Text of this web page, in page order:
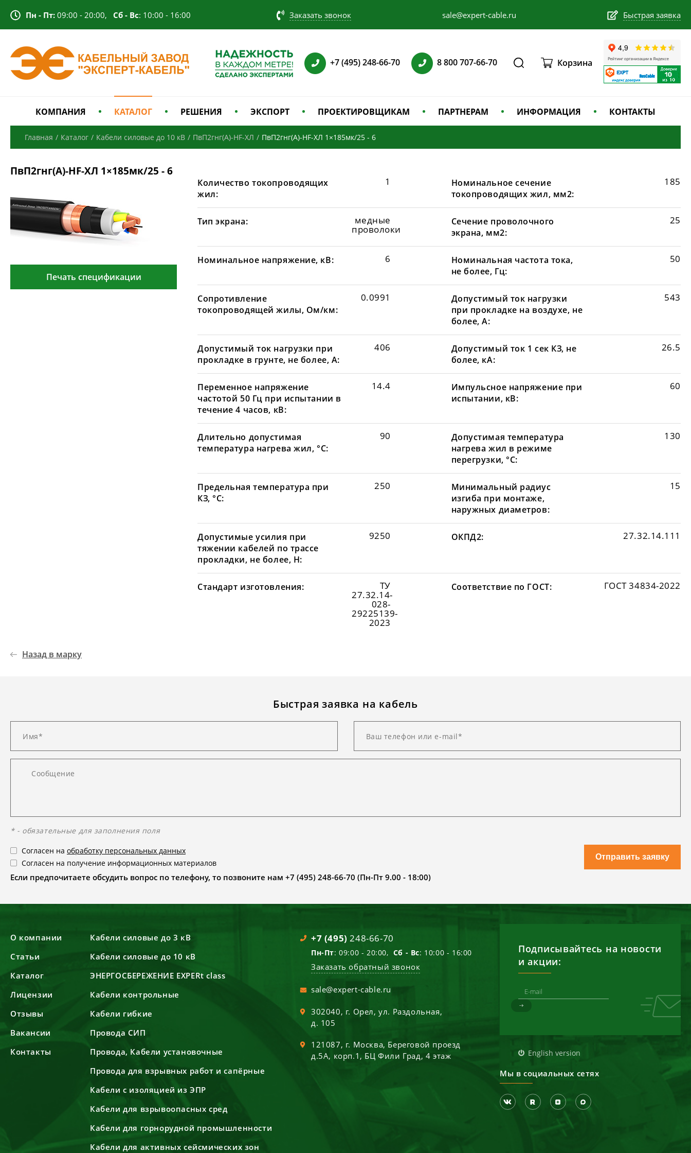
Пн - Пт: 09:00 - 20:00, Сб - Вс: 10:00 - 16:00 Заказать звонок sale@expert-cable.ru Быстрая заявка
+7 (495) 248-66-70 8 800 707-66-70 Корзина
КОМПАНИЯ КАТАЛОГ РЕШЕНИЯ ЭКСПОРТ ПРОЕКТИРОВЩИКАМ ПАРТНЕРАМ ИНФОРМАЦИЯ КОНТАКТЫ
Главная / Каталог / Кабели силовые до 10 кВ / ПвП2гнг(А)-HF-ХЛ / ПвП2гнг(А)-HF-ХЛ 1×185мк/25 - 6
ПвП2гнг(А)-HF-ХЛ 1×185мк/25 - 6
Печать спецификации
Количество токопроводящих
жил:
1
Номинальное сечение
токопроводящих жил, мм2:
185
Тип экрана: медные
проволоки
Сечение проволочного
экрана, мм2:
25
Номинальное напряжение, кВ: 6
Номинальная частота тока,
не более, Гц:
50
Сопротивление
токопроводящей жилы, Ом/км:
0.0991
Допустимый ток нагрузки
при прокладке на воздухе, не
более, А:
543
Допустимый ток нагрузки при
прокладке в грунте, не более, А:
406
Допустимый ток 1 сек КЗ, не
более, кА:
26.5
Переменное напряжение
частотой 50 Гц при испытании в
течение 4 часов, кВ:
14.4
Импульсное напряжение при
испытании, кВ:
60
Длительно допустимая
температура нагрева жил, °С:
90
Допустимая температура
нагрева жил в режиме
перегрузки, °С:
130
Предельная температура при
КЗ, °С:
250
Минимальный радиус
изгиба при монтаже,
наружных диаметров:
15
Допустимые усилия при
тяжении кабелей по трассе
прокладки, не более, Н:
9250 ОКПД2: 27.32.14.111
Стандарт изготовления: ТУ
27.32.14-
028-
29225139-
2023
Соответствие по ГОСТ: ГОСТ 34834-2022
Назад в марку
Быстрая заявка на кабель
* - обязательные для заполнения поля
Согласен на обработку персональных данных
Согласен на получение информационных материалов
Если предпочитаете обсудить вопрос по телефону, то позвоните нам +7 (495) 248-66-70 (Пн-Пт 9.00 - 18:00)
Отправить заявку
О компании
Статьи
Каталог
Лицензии
Отзывы
Вакансии
Контакты
Кабели силовые до 3 кВ
Кабели силовые до 10 кВ
ЭНЕРГОСБЕРЕЖЕНИЕ EXPERt class
Кабели контрольные
Кабели гибкие
Провода СИП
Провода, Кабели установочные
Провода для взрывных работ и сапёрные
Кабели с изоляцией из ЭПР
Кабели для взрывоопасных сред
Кабели для горнорудной промышленности
Кабели для активных сейсмических зон
+7 (495) 248-66-70
Пн-Пт: 09:00 - 20:00, Сб - Вс: 10:00 - 16:00
Заказать обратный звонок
sale@expert-cable.ru
302040, г. Орел,ул. Раздольная,
д. 105
121087, г. Москва, Береговой проезд
д.5А, корп.1, БЦ Фили Град, 4 этаж
Подписывайтесь на новости
и акции:
English version
Мы в социальных сетях